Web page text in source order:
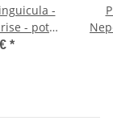
-
- pot
*